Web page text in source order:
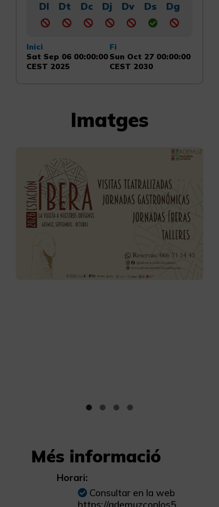
Dl Dt Dc Dj Dv Ds Dg
Inici
Sat Sep 06 00:00:00
CEST 2025
Fi
Sun Oct 27 00:00:00
CEST 2030
Imatges
Més informació
Horari:
Consultar en la web
https://ademuzconlos5